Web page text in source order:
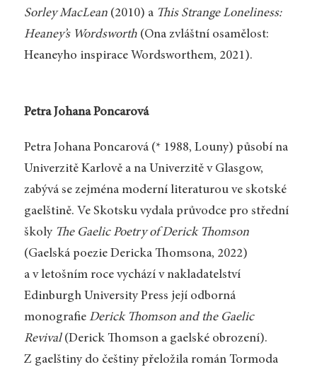
Sorley MacLean(2010) a This Strange Loneliness:
Heaney’s Wordsworth(Ona zvláštní osamělost:
Heaneyho inspirace Wordsworthem, 2021).
Petra Johana Poncarová
Petra Johana Poncarová (* 1988, Louny) působí na
Univerzitě Karlově a na Univerzitě v Glasgow,
zabývá se zejména moderní literaturou ve skotské
gaelštině. Ve Skotsku vydala průvodce pro střední
školy The Gaelic Poetry of Derick Thomson
(Gaelská poezie Dericka Thomsona, 2022)
a v letošním roce vychází v nakladatelství
Edinburgh University Press její odborná
monografie Derick Thomson and the Gaelic
Revival(Derick Thomson a gaelské obrození).
Z gaelštiny do češtiny přeložila román Tormoda